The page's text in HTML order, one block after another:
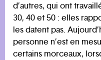
d’autres, qui ont
30, 40 et 50 : elles
les datent pas.
personne n’est en
certains morceaux,